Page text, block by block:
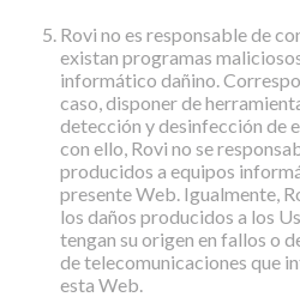
Rovi no es responsable de
existan programas
informático dañino.
caso, disponer de
detección y desinfección de
con ello, Rovi no se
producidos a equipos
presente Web. Igualmente,
los daños producidos a los
tengan su origen en fallos o
de telecomunicaciones que
esta Web.